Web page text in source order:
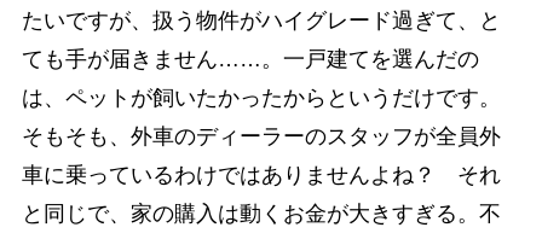
たいですが、扱う物件がハイグレード過ぎて、と
ても手が届きません……。一戸建てを選んだの
は、ペットが飼いたかったからというだけです。
そもそも、外車のディーラーのスタッフが全員外
車に乗っているわけではありませんよね？ それ
と同じで、家の購入は動くお金が大きすぎる。不